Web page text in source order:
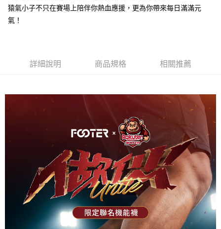
7-11取貨付款
每筆NT$100，滿NT$888(含以上)免運費
每筆NT$100，滿NT$888(含以上)免運費
每筆NT$150，滿NT$888(含以上)免運費
國際運送 查看運費
猿氣小子不只在賽場上陪伴你熱血應援，更為你帶來每日滿滿元
氣！
詳細說明 商品規格 相關推薦